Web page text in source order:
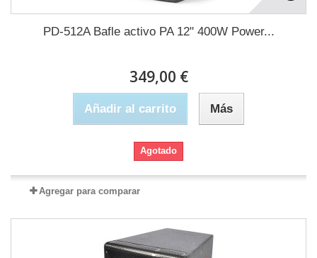
PD-512A Bafle activo PA 12" 400W Power...
349,00 €
Añadir al carrito Más
Agotado
Agregar para comparar